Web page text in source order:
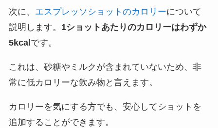
次に、 エスプレッソショットのカロリーについて
説明します。 1ショットあたりのカロリーはわずか
5kcal です。
これは、砂糖やミルクが含まれていないため、非
常に低カロリーな飲み物と言えます。
カロリーを気にする方でも、安心してショットを
追加することができます。